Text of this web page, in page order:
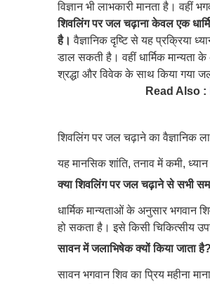
विज्ञान भी लाभकारी मानता है। वहीं
शिवलिंग पर जल चढ़ाना केवल एक
है। वैज्ञानिक दृष्टि से यह प्रक्रिया
डाल सकती है। वहीं धार्मिक मान्यता
श्रद्धा और विवेक के साथ किया गया
Read Also :
शिवलिंग पर जल चढ़ाने का वैज्ञानिक
यह मानसिक शांति, तनाव में कमी,
क्या शिवलिंग पर जल चढ़ाने से सभी
धार्मिक मान्यताओं के अनुसार भगवान
हो सकता है। इसे किसी चिकित्सीय
सावन में जलाभिषेक क्यों किया जाता है?
सावन भगवान शिव का प्रिय महीना